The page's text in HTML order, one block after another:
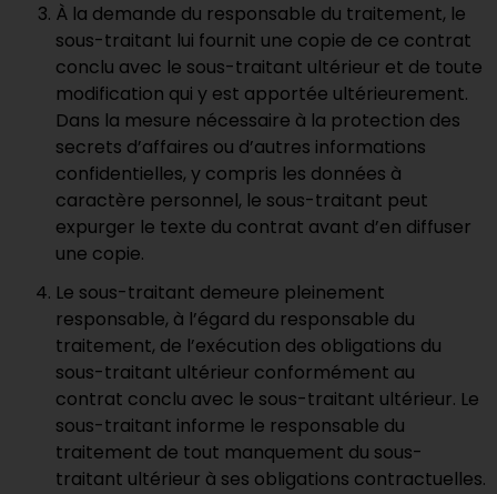
À la demande du responsable du traitement, le
sous-traitant lui fournit une copie de ce contrat
conclu avec le sous-traitant ultérieur et de toute
modification qui y est apportée ultérieurement.
Dans la mesure nécessaire à la protection des
secrets d’affaires ou d’autres informations
confidentielles, y compris les données à
caractère personnel, le sous-traitant peut
expurger le texte du contrat avant d’en diffuser
une copie.
Le sous-traitant demeure pleinement
responsable, à l’égard du responsable du
traitement, de l’exécution des obligations du
sous-traitant ultérieur conformément au
contrat conclu avec le sous-traitant ultérieur. Le
sous-traitant informe le responsable du
traitement de tout manquement du sous-
traitant ultérieur à ses obligations contractuelles.